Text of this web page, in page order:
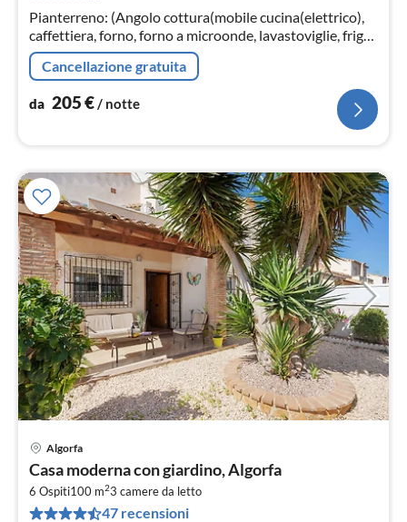
Pianterreno: (Angolo cottura(mobile cucina(elettrico),
caffettiera, forno, forno a microonde, lavastoviglie, frigo
con congelatore, lavatrice)
Cancellazione gratuita
da 205€/ notte
Algorfa
Casa moderna con giardino, Algorfa
6 Ospiti100 m23 camere da letto
47 recensioni